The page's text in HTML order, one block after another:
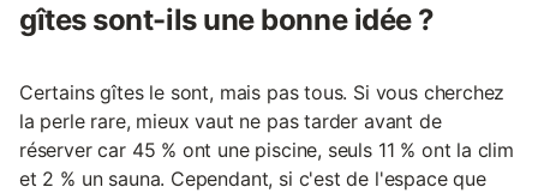
gîtes sont-ils une bonne idée ?
Certains gîtes le sont, mais pas tous. Si vous cherchez
la perle rare, mieux vaut ne pas tarder avant de
réserver car 45 % ont une piscine, seuls 11 % ont la clim
et 2 % un sauna. Cependant, si c'est de l'espace que